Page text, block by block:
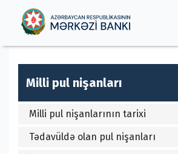
Milli pul nişanları
Milli pul nişanlarının tarixi
Tədavüldə olan pul nişanları